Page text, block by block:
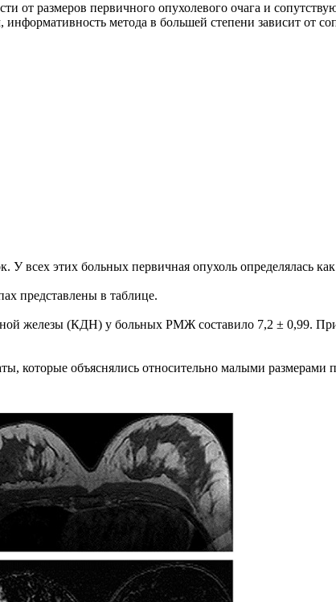
от размеров первичного опухолевого очага и
метода в большей степени зависит от
всех этих больных первичная опухоль определялась
представлены в таблице.
железы (КДН) у больных РМЖ составило 7,2 ± 0,99.
которые объяснялись относительно малыми